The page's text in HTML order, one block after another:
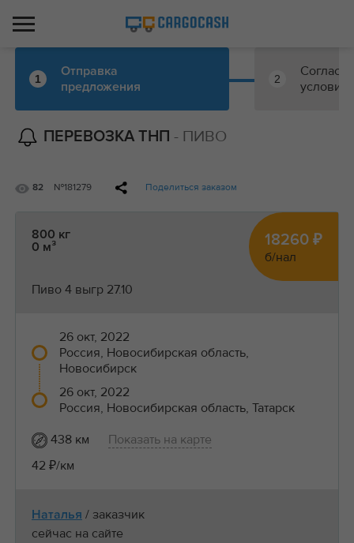
1
Отправка
предложения
2
условий
ПЕРЕВОЗКА ТНП - ПИВО
82 №181279 Поделиться заказом
800 кг
0 м³
18260 ₽
б/нал
Пиво 4 выгр 27.10
26 окт, 2022
Россия, Новосибирская область,
Новосибирск
26 окт, 2022
Россия, Новосибирская область, Татарск
438 км
Показать на карте
42 ₽/км
Наталья / заказчик
сейчас на сайте